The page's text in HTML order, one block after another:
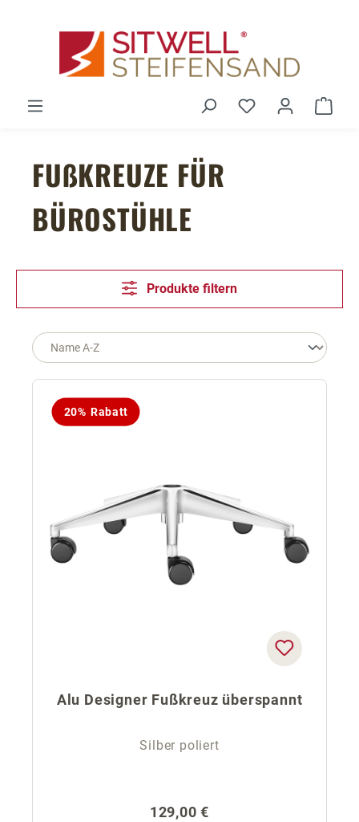
Du hast 0
FUßKREUZE FÜR
BÜROSTÜHLE
Produkte filtern
20% Rabatt
Alu Designer Fußkreuz überspannt
Silber poliert
Regulärer Preis:
129,00 €